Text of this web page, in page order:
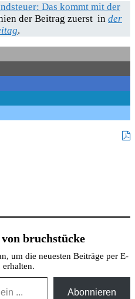
Das kommt mit der
der Beitrag zuerst in der
.
bruchstücke
um die neuesten Beiträge per E-
Abonnieren